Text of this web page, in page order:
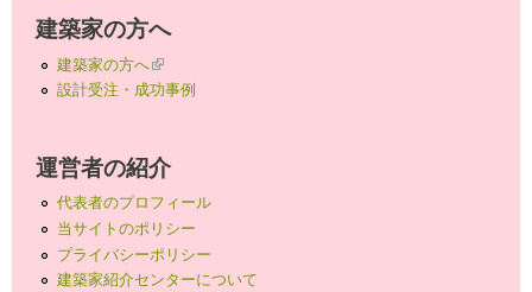
建築家の方へ
建築家の方へ(link is external)
設計受注・成功事例
運営者の紹介
代表者のプロフィール
当サイトのポリシー
プライバシーポリシー
建築家紹介センターについて